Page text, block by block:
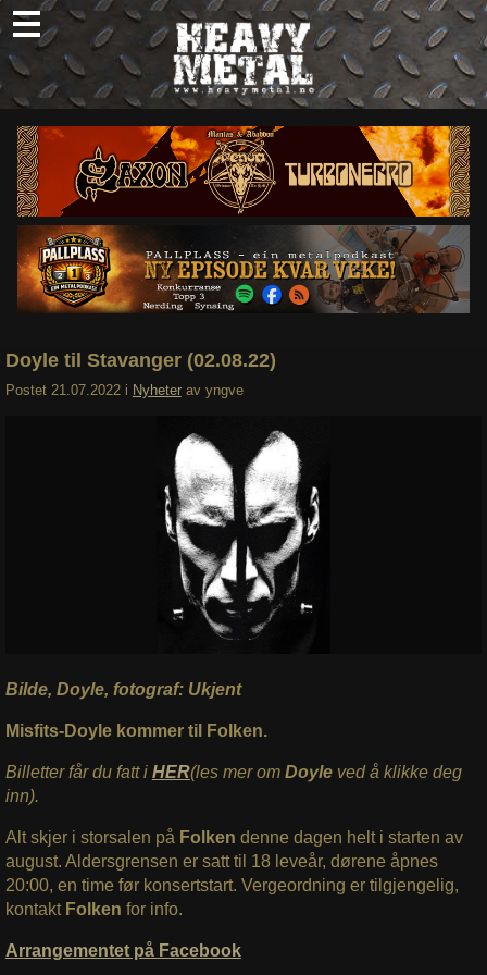
Skip
to
content
Nyheter
Omtaler
Intervjuer
Om oss
Abonner
Søk
Doyle til Stavanger (02.08.22)
Postet 21.07.2022 i Nyheter av yngve
Bilde, Doyle, fotograf: Ukjent
Misfits-Doyle kommer til Folken.
Billetter får du fatt i HER(les mer om Doyle ved å klikke deg
inn).
Alt skjer i storsalen på Folken denne dagen helt i starten av
august. Aldersgrensen er satt til 18 leveår, dørene åpnes
20:00, en time før konsertstart. Vergeordning er tilgjengelig,
kontakt Folken for info.
Arrangementet på Facebook